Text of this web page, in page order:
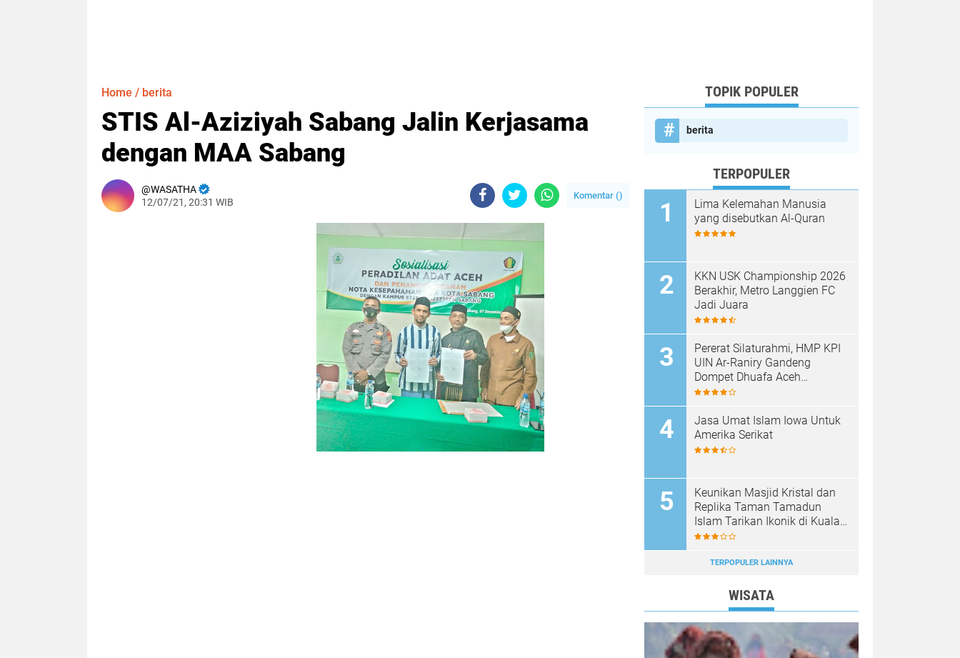
Home / berita
STIS Al-Aziziyah Sabang Jalin Kerjasama
dengan MAA Sabang
WASATHA
12/07/21, 20:31 WIB
Komentar ()
TOPIK POPULER
berita
TERPOPULER
Lima Kelemahan Manusia
yang disebutkan Al-Quran
KKN USK Championship 2026
Berakhir, Metro Langgien FC
Jadi Juara
Pererat Silaturahmi, HMP KPI
UIN Ar-Raniry Gandeng
Dompet Dhuafa Aceh
Sukseskan Communication
Jasa Umat Islam Iowa Untuk
Amerika Serikat
Keunikan Masjid Kristal dan
Replika Taman Tamadun
Islam Tarikan Ikonik di Kuala
Terengganu, Malaysia
TERPOPULER LAINNYA
WISATA